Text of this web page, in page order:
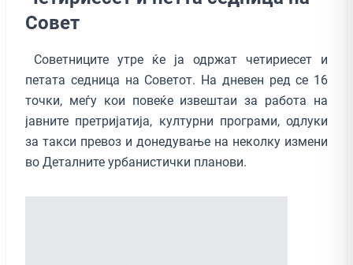
Совет
Советниците утре ќе ја одржат четириесет и
петата седница на Советот. На дневен ред се 16
точки, меѓу кои повеќе извештаи за работа на
јавните претријатија, културни програми, одлуки
за такси превоз и донедување на неколку измени
во Деталните урбанистички планови.